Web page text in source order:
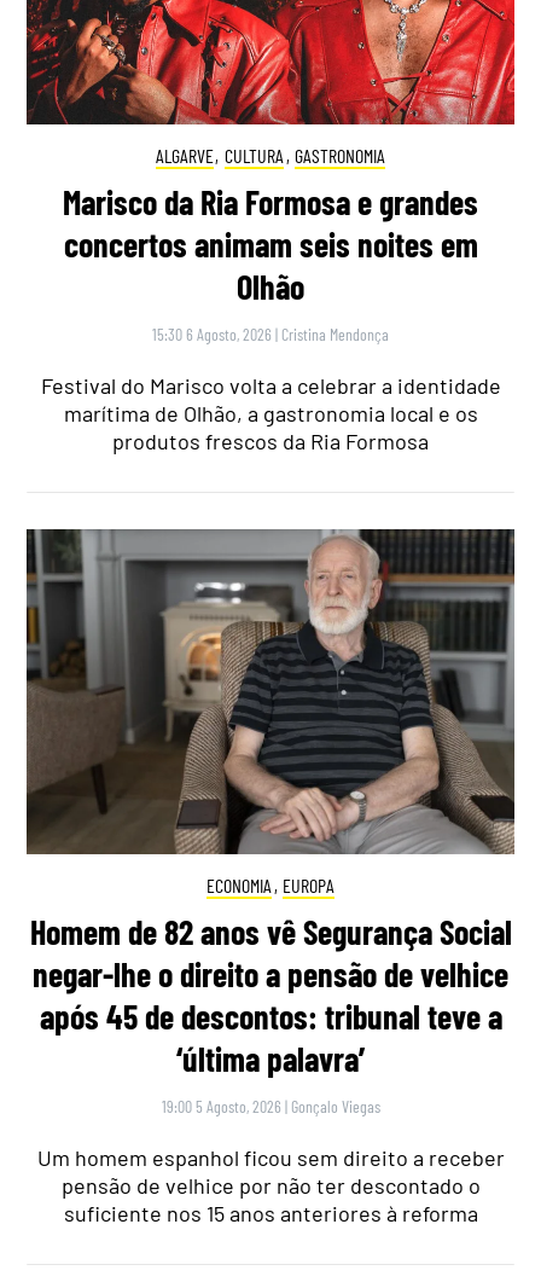
ALGARVE, CULTURA , GASTRONOMIA
Marisco da Ria Formosa e grandes
concertos animam seis noites em
Olhão
15:30 6 Agosto, 2026 | Cristina Mendonça
Festival do Marisco volta a celebrar a identidade
marítima de Olhão, a gastronomia local e os
produtos frescos da Ria Formosa
ECONOMIA , EUROPA
Homem de 82 anos vê Segurança Social
negar-lhe o direito a pensão de velhice
após 45 de descontos: tribunal teve a
‘última palavra’
19:00 5 Agosto, 2026 | Gonçalo Viegas
Um homem espanhol ficou sem direito a receber
pensão de velhice por não ter descontado o
suficiente nos 15 anos anteriores à reforma